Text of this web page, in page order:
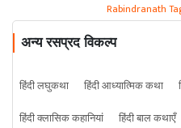
Rabindranath
अन्य रसप्रद विकल्प
हिंदी लघुकथा हिंदी आध्यात्मिक कथा
हिंदी क्लासिक कहानियां
हिंदी बाल कथाएँ